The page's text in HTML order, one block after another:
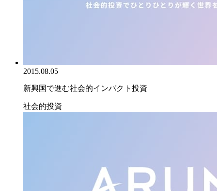
2015.08.05
新興国で進む社会的インパクト投資
社会的投資